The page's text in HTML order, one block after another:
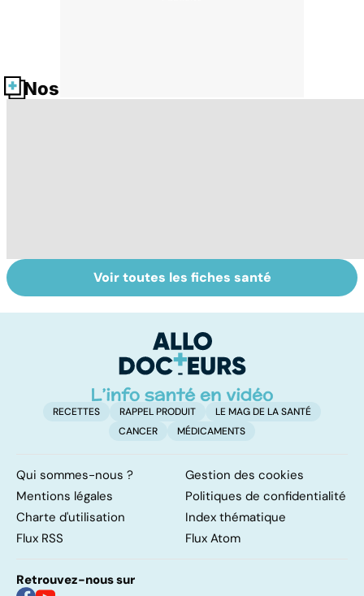
Nos fiches santé
Comment tenir
ses bonnes
Les méthodes
qui fonctionnent
arrêter de fumer
!
Voir toutes les fiches santé
RECETTES RAPPEL PRODUIT
LE MAG DE LA SANTÉ
CANCER
MÉDICAMENTS
Qui sommes-nous ?
Gestion des cookies
Mentions légales
Politiques de confidentialité
Charte d'utilisation
Index thématique
Flux RSS
Flux Atom
Retrouvez-nous sur